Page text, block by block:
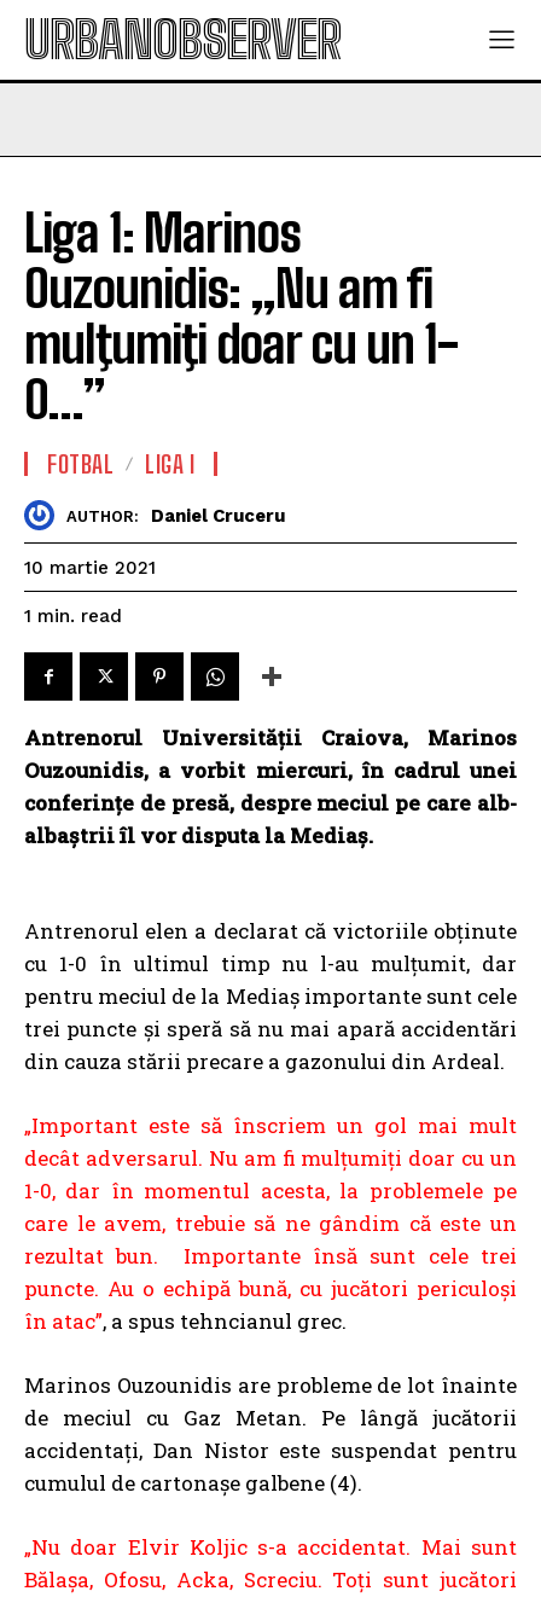
URBANOBSERVER
Liga 1: Marinos
Ouzounidis: „Nu am fi
mulţumiţi doar cu un 1-
0…”
FOTBAL LIGA I
AUTHOR: Daniel Cruceru
10 martie 2021
1 min. read
Antrenorul Universităţii Craiova, Marinos
Ouzounidis, a vorbit miercuri, în cadrul unei
conferințe de presă, despre meciul pe care alb-
albaștrii îl vor disputa la Mediaș.
Antrenorul elen a declarat că victoriile obţinute
cu 1-0 în ultimul timp nu l-au mulţumit, dar
pentru meciul de la Mediaș importante sunt cele
trei puncte și speră să nu mai apară accidentări
din cauza stării precare a gazonului din Ardeal.
„Important este să înscriem un gol mai mult
decât adversarul. Nu am fi mulţumiţi doar cu un
1-0, dar în momentul acesta, la problemele pe
care le avem, trebuie să ne gândim că este un
rezultat bun. Importante însă sunt cele trei
puncte. Au o echipă bună, cu jucători periculoşi
în atac”, a spus tehncianul grec.
Marinos Ouzounidis are probleme de lot înainte
de meciul cu Gaz Metan. Pe lângă jucătorii
accidentați, Dan Nistor este suspendat pentru
cumulul de cartonașe galbene (4).
„Nu doar Elvir Koljic s-a accidentat. Mai sunt
Bălaşa, Ofosu, Acka, Screciu. Toţi sunt jucători